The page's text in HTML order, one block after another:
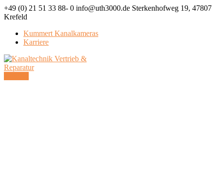
+49 (0) 21 51 33 88- 0 info@uth3000.de Sterkenhofweg 19, 47807
Krefeld
Kummert Kanalkameras
Karriere
Facebook
Profile
LinkedIn
Profile